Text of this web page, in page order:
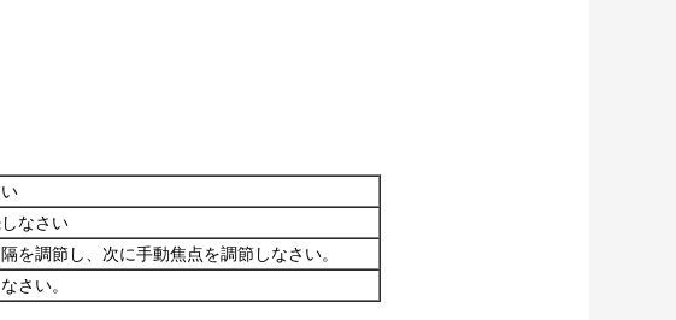
なさい
を調節し、次に手動焦点を調節しなさい。
さい。